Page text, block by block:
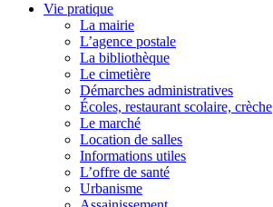
Vie pratique
La mairie
L’agence postale
La bibliothèque
Le cimetière
Démarches administratives
Écoles, restaurant scolaire, crèche
Le marché
Location de salles
Informations utiles
L’offre de santé
Urbanisme